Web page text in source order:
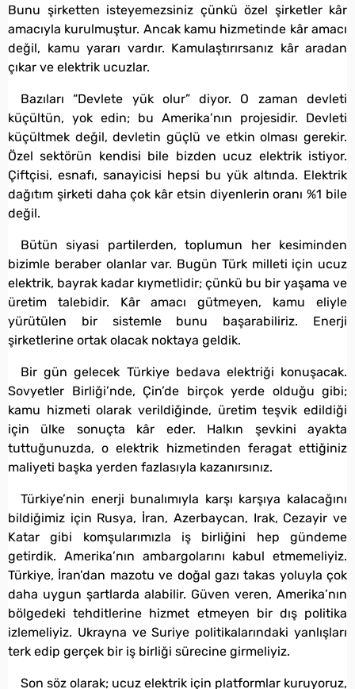
Bunu şirketten isteyemezsiniz çünkü özel şirketler kâr
amacıyla kurulmuştur. Ancak kamu hizmetinde kâr amacı
değil, kamu yararı vardır. Kamulaştırırsanız kâr aradan
çıkar ve elektrik ucuzlar.
Bazıları “Devlete yük olur” diyor. O zaman devleti
küçültün, yok edin; bu Amerika’nın projesidir. Devleti
küçültmek değil, devletin güçlü ve etkin olması gerekir.
Özel sektörün kendisi bile bizden ucuz elektrik istiyor.
Çiftçisi, esnafı, sanayicisi hepsi bu yük altında. Elektrik
dağıtım şirketi daha çok kâr etsin diyenlerin oranı %1 bile
değil.
Bütün siyasi partilerden, toplumun her kesiminden
bizimle beraber olanlar var. Bugün Türk milleti için ucuz
elektrik, bayrak kadar kıymetlidir; çünkü bu bir yaşama ve
üretim talebidir. Kâr amacı gütmeyen, kamu eliyle
yürütülen bir sistemle bunu başarabiliriz. Enerji
şirketlerine ortak olacak noktaya geldik.
Bir gün gelecek Türkiye bedava elektriği konuşacak.
Sovyetler Birliği’nde, Çin’de birçok yerde olduğu gibi;
kamu hizmeti olarak verildiğinde, üretim teşvik edildiği
için ülke sonuçta kâr eder. Halkın şevkini ayakta
tuttuğunuzda, o elektrik hizmetinden feragat ettiğiniz
maliyeti başka yerden fazlasıyla kazanırsınız.
Türkiye’nin enerji bunalımıyla karşı karşıya kalacağını
bildiğimiz için Rusya, İran, Azerbaycan, Irak, Cezayir ve
Katar gibi komşularımızla iş birliğini hep gündeme
getirdik. Amerika’nın ambargolarını kabul etmemeliyiz.
Türkiye, İran’dan mazotu ve doğal gazı takas yoluyla çok
daha uygun şartlarda alabilir. Güven veren, Amerika’nın
bölgedeki tehditlerine hizmet etmeyen bir dış politika
izlemeliyiz. Ukrayna ve Suriye politikalarındaki yanlışları
terk edip gerçek bir iş birliği sürecine girmeliyiz.
Son söz olarak; ucuz elektrik için platformlar kuruyoruz,